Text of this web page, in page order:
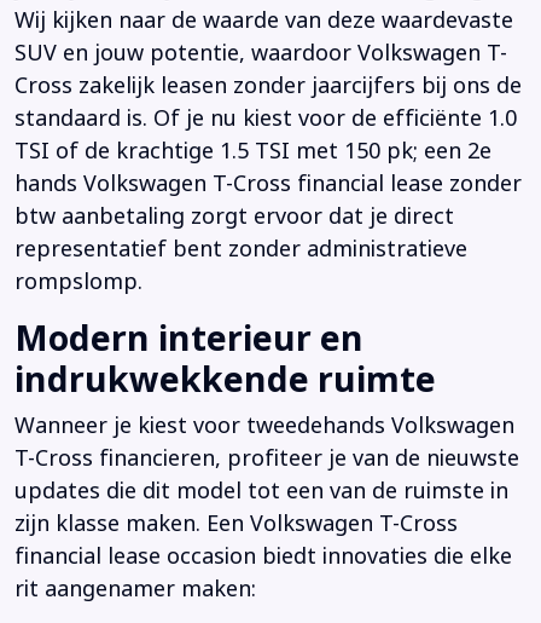
Wij kijken naar de waarde van deze waardevaste
SUV en jouw potentie, waardoor Volkswagen T-
Cross zakelijk leasen zonder jaarcijfers bij ons de
standaard is. Of je nu kiest voor de efficiënte 1.0
TSI of de krachtige 1.5 TSI met 150 pk; een 2e
hands Volkswagen T-Cross financial lease zonder
btw aanbetaling zorgt ervoor dat je direct
representatief bent zonder administratieve
rompslomp.
Modern interieur en
indrukwekkende ruimte
Wanneer je kiest voor tweedehands Volkswagen
T-Cross financieren, profiteer je van de nieuwste
updates die dit model tot een van de ruimste in
zijn klasse maken. Een Volkswagen T-Cross
financial lease occasion biedt innovaties die elke
rit aangenamer maken: